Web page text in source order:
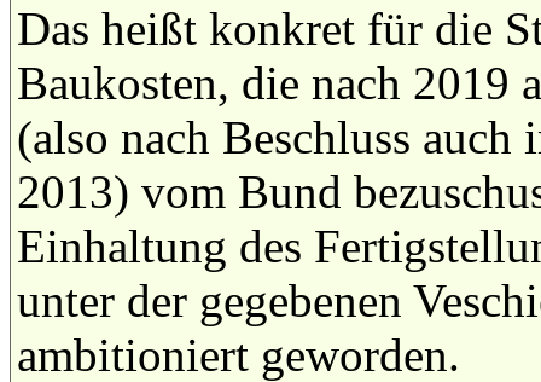
Das heißt konkret für die
Baukosten, die nach 2019
(also nach Beschluss auch
2013) vom Bund
Einhaltung des
unter der gegebenen
ambitioniert geworden.